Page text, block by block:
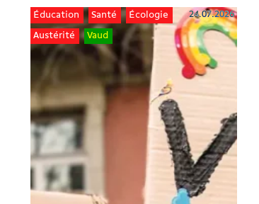
Éducation Santé
Écologie
Austérité
Vaud
24.07.2026